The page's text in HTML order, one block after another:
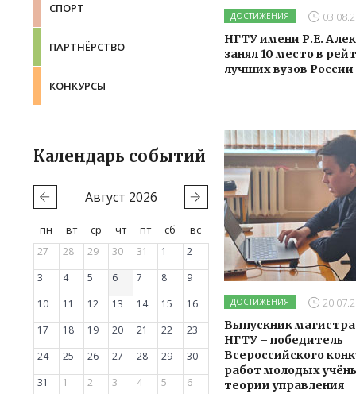
СПОРТ
ПАРТНЁРСТВО
КОНКУРСЫ
Календарь событий
Август 2026
пн вт ср чт пт сб
вс
27
28 29 30 31 1
2
3
4 5 6 7 8
9
10
11 12 13 14 15
16
17
18 19 20 21 22
23
24
25 26 27 28 29
30
31
1 2 3 4 5 6
ДОСТИЖЕНИЯ
НГТУ имени Р.Е.
занял 10 место в
лучших вузов России
ДОСТИЖЕНИЯ
Выпускник
НГТУ – победитель
Всероссийского
работ молодых
теории управления